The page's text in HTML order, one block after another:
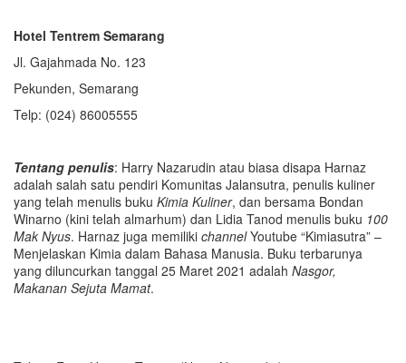
Hotel Tentrem Semarang
Jl. Gajahmada No. 123
Pekunden, Semarang
Telp: (024) 86005555
Tentang penulis: Harry Nazarudin atau biasa disapa Harnaz
adalah salah satu pendiri Komunitas Jalansutra, penulis kuliner
yang telah menulis buku Kimia Kuliner, dan bersama Bondan
Winarno (kini telah almarhum) dan Lidia Tanod menulis buku 100
Mak Nyus. Harnaz juga memiliki channelYoutube “Kimiasutra” –
Menjelaskan Kimia dalam Bahasa Manusia. Buku terbarunya
yang diluncurkan tanggal 25 Maret 2021 adalah Nasgor,
Makanan Sejuta Mamat.